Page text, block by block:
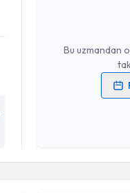
Bu uzmandan
Kişisel verilerimin
Randevu Takvimi